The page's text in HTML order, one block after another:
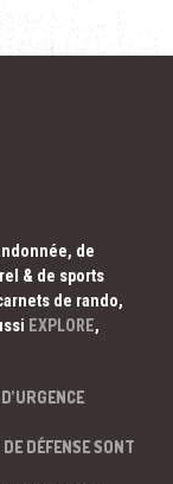
de
& de sports
de rando,
EXPLORE,
DÉFENSE SONT